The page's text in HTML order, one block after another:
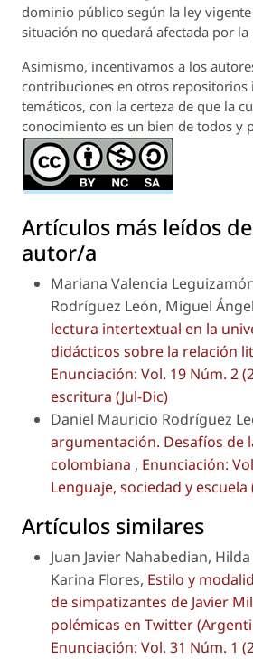
dominio público según la ley
situación no quedará afectada por la
Asimismo, incentivamos a los
contribuciones en otros repositorios
temáticos, con la certeza de que la
conocimiento es un bien de todos y
Artículos más leídos
autor/a
Mariana Valencia
Rodríguez León, Miguel
lectura intertextual en la
didácticos sobre la relación
Enunciación: Vol. 19 Núm. 2
escritura (Jul-Dic)
Daniel Mauricio Rodríguez
argumentación. Desafíos de
colombiana , Enunciación:
Lenguaje, sociedad y escuela
Artículos similares
Juan Javier Nahabedian,
Karina Flores, Estilo y
de simpatizantes de Javier
polémicas en Twitter
Enunciación: Vol. 31 Núm. 1